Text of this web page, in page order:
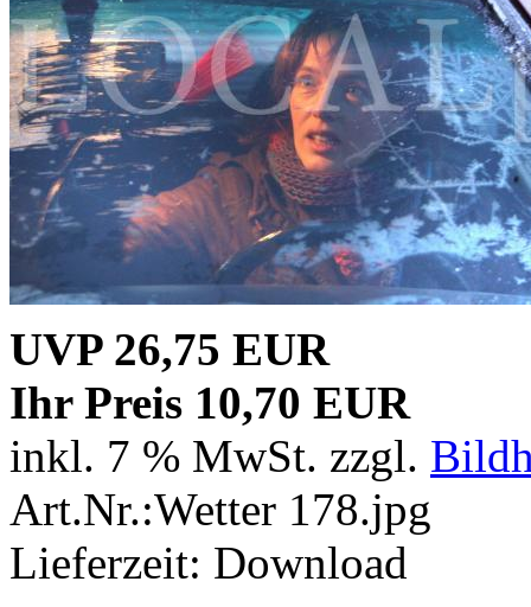
UVP 26,75 EUR
Ihr Preis 10,70 EUR
inkl. 7 % MwSt. zzgl.
Art.Nr.:Wetter 178.jpg
Lieferzeit: Download